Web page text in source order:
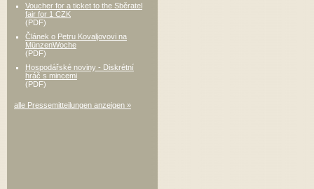
Voucher for a ticket to the Sběratel
fair for 1 CZK
(PDF)
Článek o Petru Kovaljovovi na
MünzenWoche
(PDF)
Hospodářské noviny - Diskrétní
hráč s mincemi
(PDF)
alle Pressemitteilungen anzeigen »